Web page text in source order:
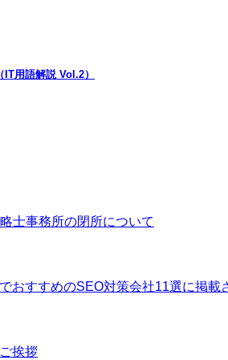
用語解説 Vol.2）
士事務所の閉所について
おすすめのSEO対策会社11選に掲載
挨拶